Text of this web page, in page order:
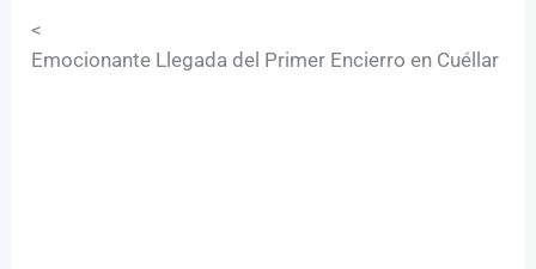
<
Emocionante Llegada del Primer Encierro en Cuéllar